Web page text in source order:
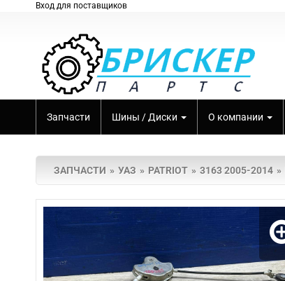
Вход для поставщиков
Запчасти Шины / Диски О компании
ЗАПЧАСТИ УАЗ PATRIOT 3163 2005-2014